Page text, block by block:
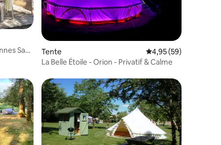
: 4,96 sur 5
Sans
Tente Évaluation moyenne
4,95 (59)
La Belle Étoile - Orion - Privatif & Calme